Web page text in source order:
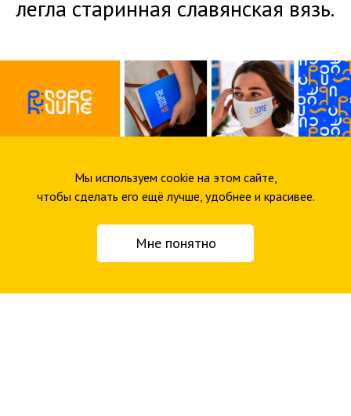
легла старинная славянская вязь.
Мы используем cookie на этом сайте,
чтобы сделать его ещё лучше, удобнее и красивее.
Мне понятно